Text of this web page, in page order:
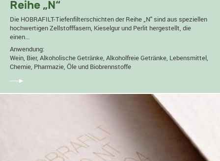
Reihe „N“
Die HOBRAFILT-Tiefenfilterschichten der Reihe „N" sind aus speziellen
hochwertigen Zellstofffasern, Kieselgur und Perlit hergestellt, die
einen...
Anwendung:
Wein, Bier, Alkoholische Getränke, Alkoholfreie Getränke, Lebensmittel,
Chemie, Pharmazie, Öle und Biobrennstoffe